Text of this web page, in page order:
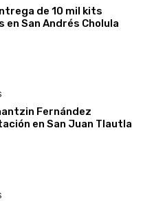
de 10 mil kits
en San Andrés Cholula
Fernández
en San Juan Tlautla